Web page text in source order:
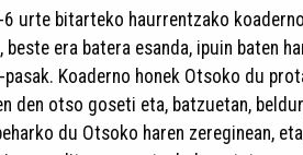
6 urte bitarteko haurrentzako
era batera esanda, ipuin baten
Koaderno honek Otsoko du
den otso goseti eta, batzuetan,
du Otsoko haren zereginean,